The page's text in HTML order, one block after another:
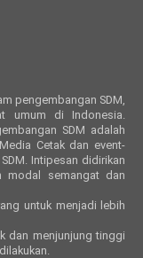
pengembangan SDM,
umum di Indonesia.
SDM adalah
Cetak dan event-
Intipesan didirikan
modal semangat dan
untuk menjadi lebih
dan menjunjung tinggi